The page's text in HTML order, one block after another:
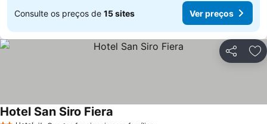
Consulte os preços de 15 sites Ver preços
Partilhar
Hotel San Siro Fiera